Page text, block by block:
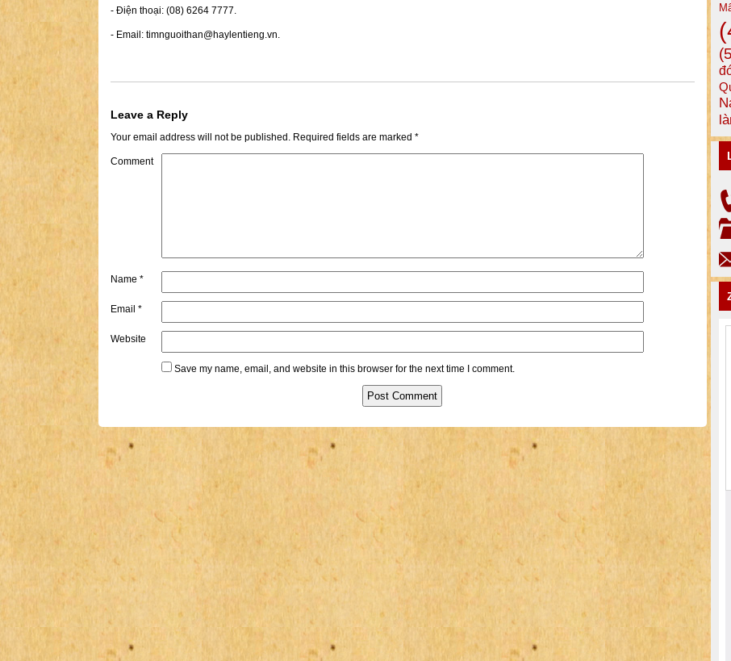
- Điện thoại: (08) 6264 7777.
- Email: timnguoithan@haylentieng.vn.
Leave a Reply
Your email address will not be published. Required fields are marked *
Comment
Name *
Email *
Website
Save my name, email, and website in this browser for the next time I comment.